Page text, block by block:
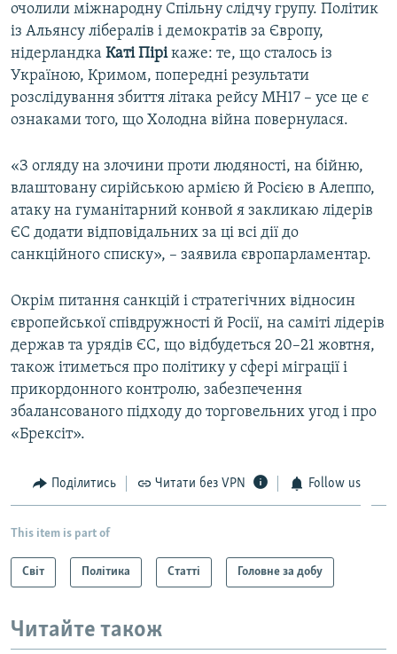
очолили міжнародну Спільну слідчу групу. Політик
із Альянсу лібералів і демократів за Європу,
нідерландка Каті Пірікаже: те, що сталось із
Україною, Кримом, попередні результати
розслідування збиття літака рейсу MH17 – усе це є
ознаками того, що Холодна війна повернулася.
«З огляду на злочини проти людяності, на бійню,
влаштовану сирійською армією й Росією в Алеппо,
атаку на гуманітарний конвой я закликаю лідерів
ЄС додати відповідальних за ці всі дії до
санкційного списку», – заявила європарламентар.
Окрім питання санкцій і стратегічних відносин
європейської співдружності й Росії, на саміті лідерів
держав та урядів ЄС, що відбудеться 20–21 жовтня,
також ітиметься про політику у сфері міграції і
прикордонного контролю, забезпечення
збалансованого підходу до торговельних угод і про
«Брексіт».
Поділитись Читати без VPN Follow us
This item is part of
Світ Політика Статті Головне за добу
Читайте також